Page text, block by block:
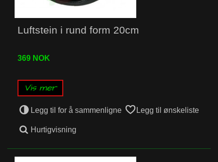
Luftstein i rund form 20cm
369 NOK
Vis mer
Legg til for å sammenligne Legg til ønskeliste
Hurtigvisning